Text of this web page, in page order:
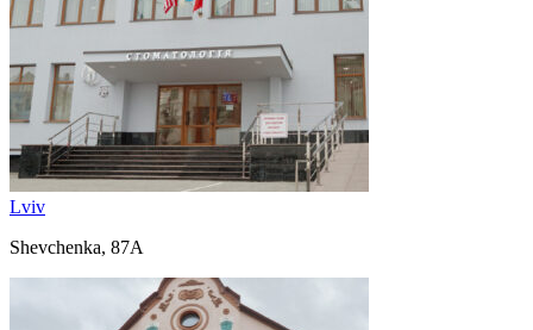
Lviv
Shevchenka, 87A